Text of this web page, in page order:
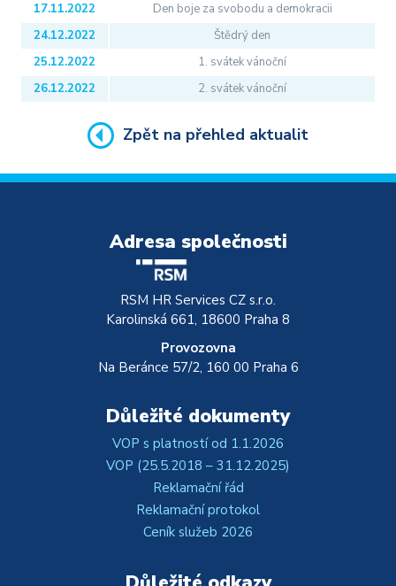
17.11.2022
Den boje za svobodu a demokracii
24.12.2022
Štědrý den
25.12.2022
1. svátek vánoční
26.12.2022
2. svátek vánoční
Zpět na přehled aktualit
Adresa společnosti
RSM HR Services CZ s.r.o.
Karolinská 661, 18600 Praha 8
Provozovna
Na Beránce 57/2, 160 00 Praha 6
Důležité dokumenty
VOP s platností od 1.1.2026
VOP (25.5.2018 – 31.12.2025)
Reklamační řád
Reklamační protokol
Ceník služeb 2026